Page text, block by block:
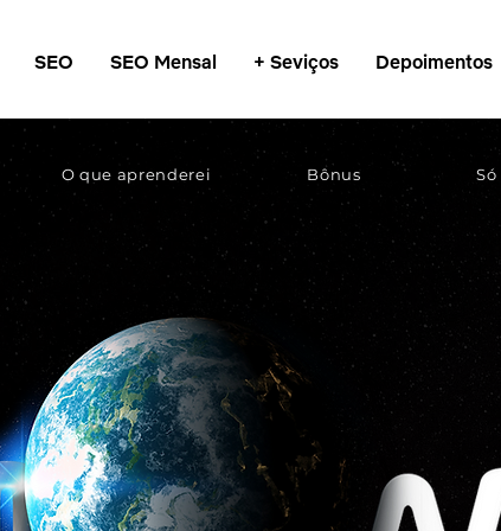
SEO SEO Mensal + Seviços Depoimentos
O que aprenderei Bônus